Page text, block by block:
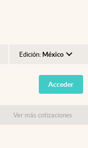
Edición: México
Argentina
España
USA
Acceder
Ver más cotizaciones